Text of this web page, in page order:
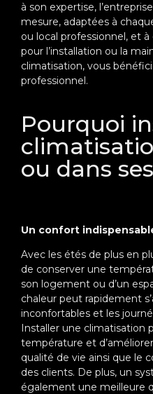
à son expertise,
mesure, adaptées à
ou local professionnel, et
pour l’installation ou la
climatisation, vous
professionnel.
Pourquoi
ou dans
Un confort
Avec les étés de plus en
de conserver une
son logement ou d’un
chaleur peut rapidement
inconfortables et les
Installer une climatisation
température et
qualité de vie ainsi que le
des clients. De plus, un
également une meilleure